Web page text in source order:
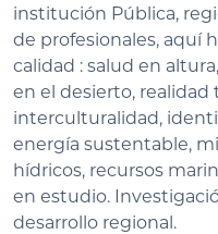
institución Pública,
de profesionales, aquí
calidad : salud en
en el desierto, realidad
interculturalidad,
energía sustentable,
hídricos, recursos
en estudio.
desarrollo regional.